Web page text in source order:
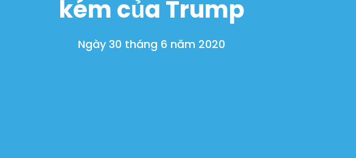
kém của Trump
Ngày 30 tháng 6 năm 2020